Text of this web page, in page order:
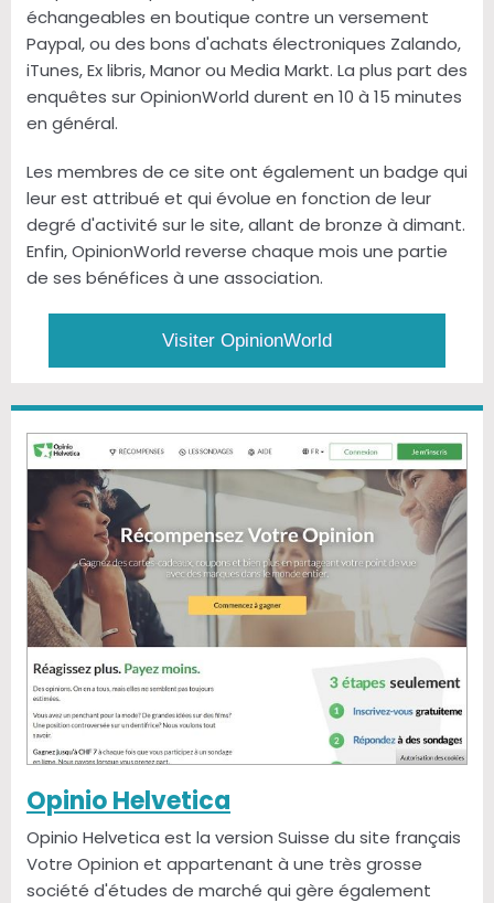
échangeables en boutique contre un versement
Paypal, ou des bons d'achats électroniques Zalando,
iTunes, Ex libris, Manor ou Media Markt. La plus part des
enquêtes sur OpinionWorld durent en 10 à 15 minutes
en général.
Les membres de ce site ont également un badge qui
leur est attribué et qui évolue en fonction de leur
degré d'activité sur le site, allant de bronze à dimant.
Enfin, OpinionWorld reverse chaque mois une partie
de ses bénéfices à une association.
Visiter OpinionWorld
Opinio Helvetica
Opinio Helvetica est la version Suisse du site français
Votre Opinion et appartenant à une très grosse
société d'études de marché qui gère également